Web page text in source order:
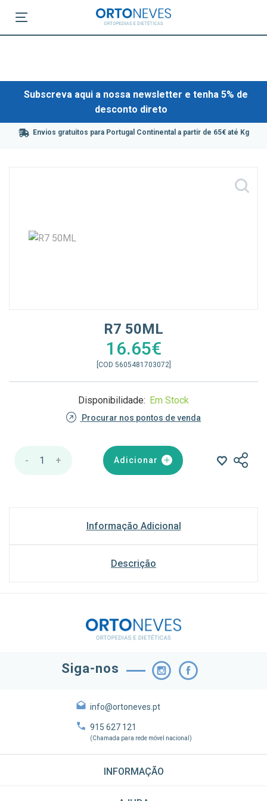
Subscreva aqui a nossa newsletter e tenha 5% de
desconto direto
Envios gratuitos para Portugal Continental a partir de 65€ até Kg
R7 50ML
16.65€
[COD 5605481703072]
Disponibilidade: Em Stock
Procurar nos pontos de venda
- 1 + Adicionar
Informação Adicional
Descrição
Siga-nos
info@ortoneves.pt
915 627 121
(Chamada para rede móvel nacional)
INFORMAÇÃO